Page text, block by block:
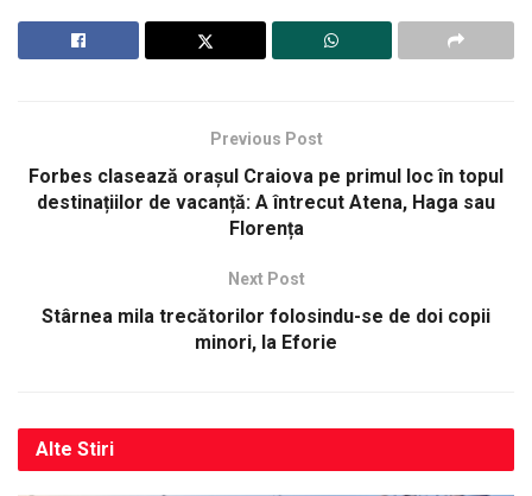
Previous Post
Forbes clasează orașul Craiova pe primul loc în topul
destinațiilor de vacanță: A întrecut Atena, Haga sau
Florența
Next Post
Stârnea mila trecătorilor folosindu-se de doi copii
minori, la Eforie
Alte Stiri